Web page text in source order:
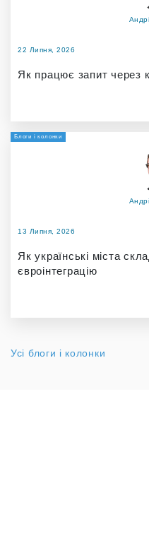
22 Липня, 2026
Як працює запит через
Блоги і колонки
13 Липня, 2026
Як українські міста
євроінтеграцію
Усі блоги і колонки